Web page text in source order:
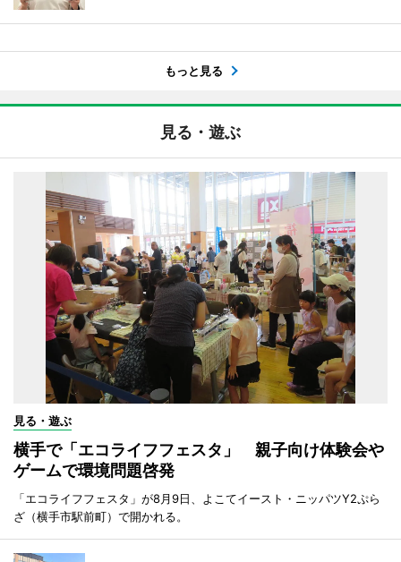
もっと見る
見る・遊ぶ
見る・遊ぶ
横手で「エコライフフェスタ」 親子向け体験会や
ゲームで環境問題啓発
「エコライフフェスタ」が8月9日、よこてイースト・ニッパツY2ぷら
ざ（横手市駅前町）で開かれる。